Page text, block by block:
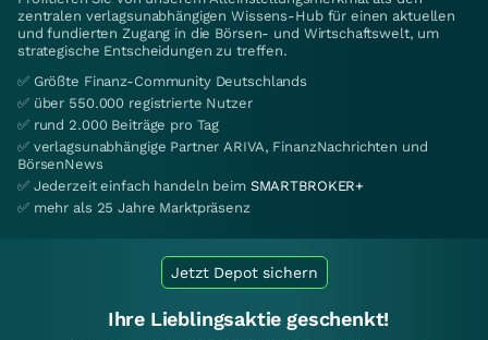
zentralen verlagsunabhängigen Wissens-Hub für einen aktuellen
und fundierten Zugang in die Börsen- und Wirtschaftswelt, um
strategische Entscheidungen zu treffen.
✅ Größte Finanz-Community Deutschlands
✅ über 550.000 registrierte Nutzer
✅ rund 2.000 Beiträge pro Tag
✅ verlagsunabhängige Partner ARIVA, FinanzNachrichten und
BörsenNews
✅ Jederzeit einfach handeln beim SMARTBROKER+
✅ mehr als 25 Jahre Marktpräsenz
Jetzt Depot sichern
Ihre Lieblingsaktie geschenkt!